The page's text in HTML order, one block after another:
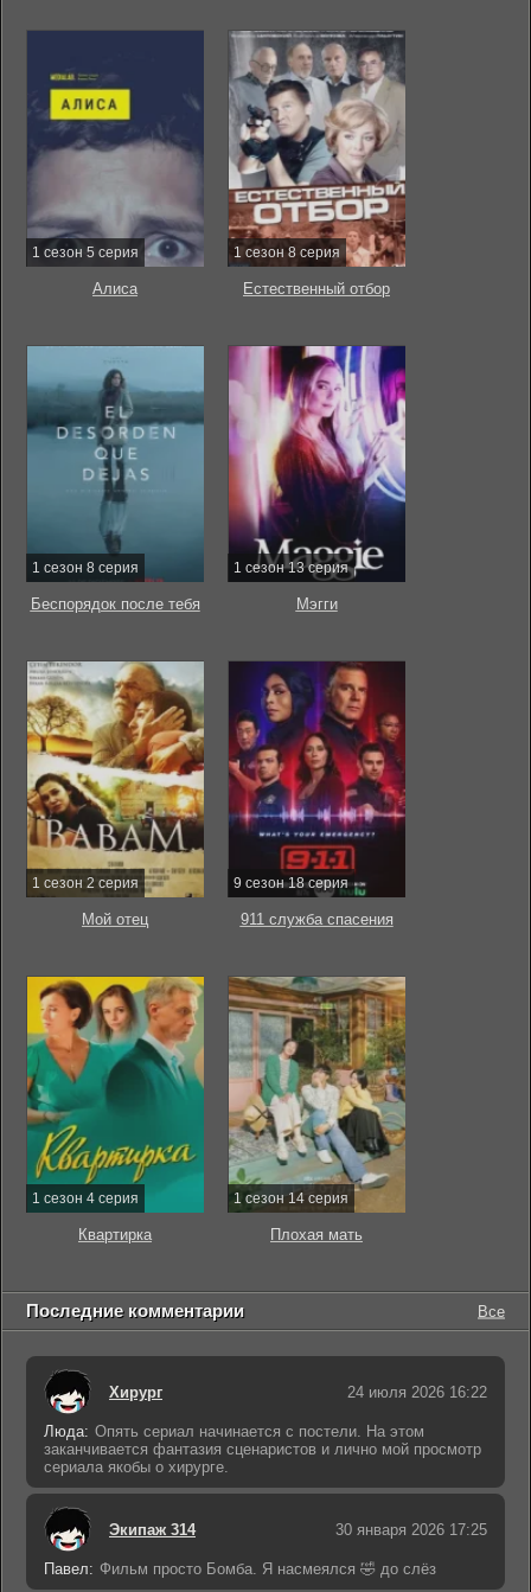
1 сезон 5 серия
Алиса
1 сезон 8 серия
Естественный отбор
1 сезон 8 серия
Беспорядок после тебя
1 сезон 13 серия
Мэгги
1 сезон 2 серия
Мой отец
9 сезон 18 серия
911 служба спасения
1 сезон 4 серия
Квартирка
1 сезон 14 серия
Плохая мать
Последние комментарии Все
Хирург 24 июля 2026 16:22
Люда: Опять сериал начинается с постели. На этом
заканчивается фантазия сценаристов и лично мой просмотр
сериала якобы о хирурге.
Экипаж 314 30 января 2026 17:25
Павел: Фильм просто Бомба. Я насмеялся 🤣 до слёз